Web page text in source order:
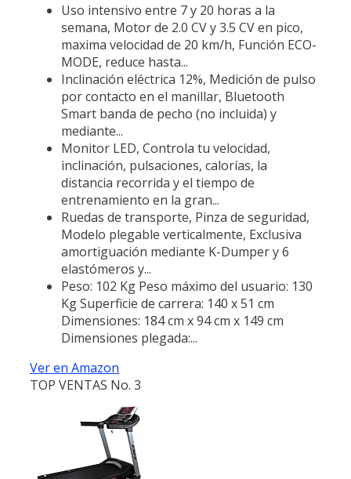
Uso intensivo entre 7 y 20 horas a la
semana, Motor de 2.0 CV y 3.5 CV en pico,
maxima velocidad de 20 km/h, Función ECO-
MODE, reduce hasta...
Inclinación eléctrica 12%, Medición de pulso
por contacto en el manillar, Bluetooth
Smart banda de pecho (no incluida) y
mediante...
Monitor LED, Controla tu velocidad,
inclinación, pulsaciones, calorías, la
distancia recorrida y el tiempo de
entrenamiento en la gran...
Ruedas de transporte, Pinza de seguridad,
Modelo plegable verticalmente, Exclusiva
amortiguación mediante K-Dumper y 6
elastómeros y...
Peso: 102 Kg Peso máximo del usuario: 130
Kg Superficie de carrera: 140 x 51 cm
Dimensiones: 184 cm x 94 cm x 149 cm
Dimensiones plegada:...
Ver en Amazon
TOP VENTAS No. 3